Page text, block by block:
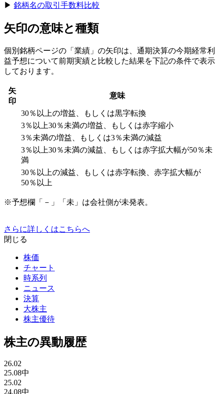
▶︎ 銘柄名の取引手数料比較
矢印の意味と種類
個別銘柄ページの「業績」の矢印は、通期決算の今期経常利
益予想について前期実績と比較した結果を下記の条件で表示
しております。
矢
印
意味
30％以上の増益、もしくは黒字転換
3％以上30％未満の増益、もしくは赤字縮小
3％未満の増益、もしくは3％未満の減益
3％以上30％未満の減益、もしくは赤字拡大幅が50％未
満
30％以上の減益、もしくは赤字転換、赤字拡大幅が
50％以上
※予想欄「－」「未」は会社側が未発表。
さらに詳しくはこちらへ
閉じる
株価
チャート
時系列
ニュース
決算
大株主
株主優待
株主の異動履歴
26.02
25.08中
25.02
24.08中